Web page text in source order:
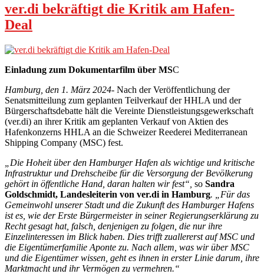
ver.di bekräftigt die Kritik am Hafen-
Deal
Einladung zum Dokumentarfilm über MSC
Hamburg, den 1. März 2024- Nach der Veröffentlichung der
Senatsmitteilung zum geplanten Teilverkauf der HHLA und der
Bürgerschaftsdebatte hält die Vereinte Dienstleistungsgewerkschaft
(ver.di) an ihrer Kritik am geplanten Verkauf von Aktien des
Hafenkonzerns HHLA an die Schweizer Reederei Mediterranean
Shipping Company (MSC) fest.
„Die Hoheit über den Hamburger Hafen als wichtige und kritische
Infrastruktur und Drehscheibe für die Versorgung der Bevölkerung
gehört in öffentliche Hand, daran halten wir fest“, so Sandra
Goldschmidt, Landesleiterin von ver.di in Hamburg. „Für das
Gemeinwohl unserer Stadt und die Zukunft des Hamburger Hafens
ist es, wie der Erste Bürgermeister in seiner Regierungserklärung zu
Recht gesagt hat, falsch, denjenigen zu folgen, die nur ihre
Einzelinteressen im Blick haben. Dies trifft zuallererst auf MSC und
die Eigentümerfamilie Aponte zu. Nach allem, was wir über MSC
und die Eigentümer wissen, geht es ihnen in erster Linie darum, ihre
Marktmacht und ihr Vermögen zu vermehren.“